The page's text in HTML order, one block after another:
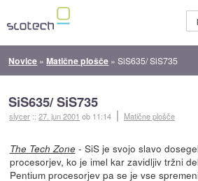
Novice »Matične plošče »SiS635/ SiS735
SiS635/ SiS735
slycer ::27. jun 2001 ob 11:14 Matične plošče
The Tech Zone- SiS je svojo slavo
procesorjev, ko je imel kar zavidljiv tržni
Pentium procesorjev pa se je vse